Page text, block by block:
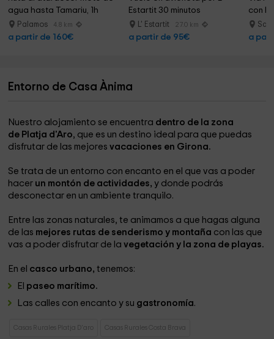
agua hasta Tamariu, 1h
Palamos 4.8 km
a partir de 160€
Estartit 30 minutos
L' Estartit 27.0 km
a partir de 95€
con
a
Entorno de Casa Ànima
Nuestro alojamiento se encuentra dentro de la zona
de Platja d'Aro, que es un destino ideal para que puedas
disfrutar de las mejoresvacaciones en Girona.
Se trata de un entorno con encanto en el que vas a poder
hacer un montón de actividades, y donde podrás
desconectar en un ambiente tranquilo.
Entre las zonas naturales, te animamos a que hagas alguna
de las mejores rutas de senderismo y montaña con las que
vas a poder disfrutar de la vegetación y la zona de playas.
En el casco urbano, tenemos:
El paseo marítimo.
Las calles con encanto y su gastronomía.
Casas Rurales Platja D'aro Casas Rurales Costa Brava